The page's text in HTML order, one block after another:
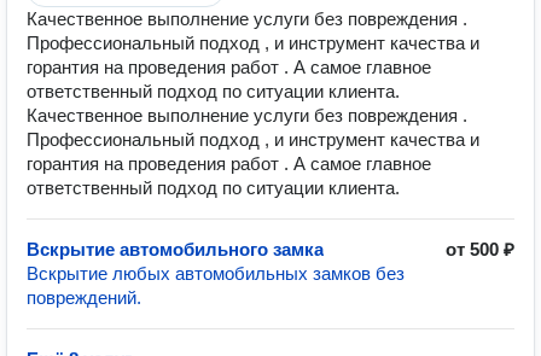
Качественное выполнение услуги без повреждения .
Профессиональный подход , и инструмент качества и
горантия на проведения работ . А самое главное
ответственный подход по ситуации клиента.
Качественное выполнение услуги без повреждения .
Профессиональный подход , и инструмент качества и
горантия на проведения работ . А самое главное
ответственный подход по ситуации клиента.
Вскрытие автомобильного замка
от 500 ₽
Вскрытие любых автомобильных замков без
повреждений.